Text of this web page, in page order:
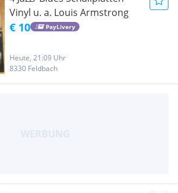
Vinyl u. a. Louis Armstrong
€ 10 PayLivery
Heute, 21:09 Uhr
8330 Feldbach